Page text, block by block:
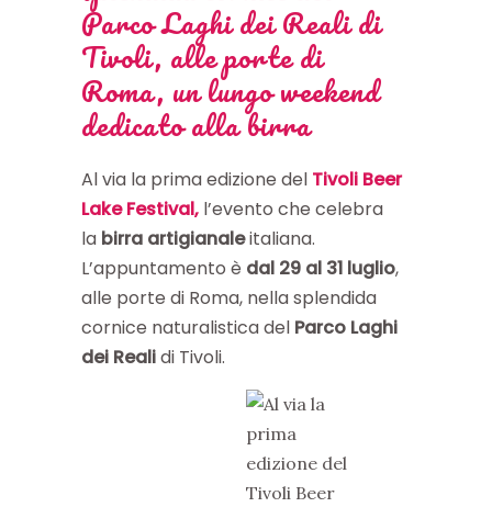
Parco Laghi dei Reali di
Tivoli, alle porte di
Roma, un lungo weekend
dedicato alla birra
Al via la prima edizione del Tivoli Beer
Lake Festival, l’evento che celebra
la birra artigianaleitaliana.
L’appuntamento è dal 29 al 31 luglio,
alle porte di Roma, nella splendida
cornice naturalistica del Parco Laghi
dei Realidi Tivoli.